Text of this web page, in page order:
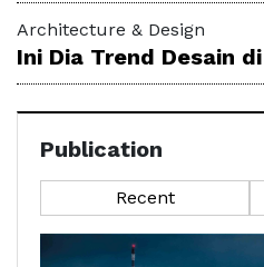
Architecture & Design
Ini Dia Trend Desain
Publication
Recent